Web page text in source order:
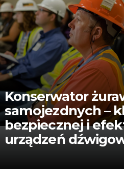
Konserwator
samojezdnych –
bezpiecznej i
urządzeń